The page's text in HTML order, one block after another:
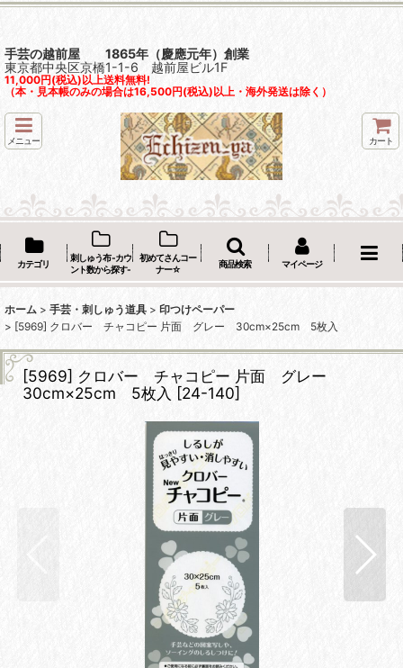
手芸の越前屋 1865年（慶應元年）創業
東京都中央区京橋1-1-6 越前屋ビル1F
11,000円(税込)以上送料無料!
（本・見本帳のみの場合は16,500円(税込)以上・海外発送は除く）
メニュー カート
カテゴリ
刺しゅう布 -カウ
ント数から探す-
初めてさんコー
ナー☆
商品検索 マイページ
ホーム > 手芸・刺しゅう道具 > 印つけペーパー
> [5969] クロバー チャコピー 片面 グレー 30cm×25cm 5枚入
[5969] クロバー チャコピー 片面 グレー
30cm×25cm 5枚入 [24-140]